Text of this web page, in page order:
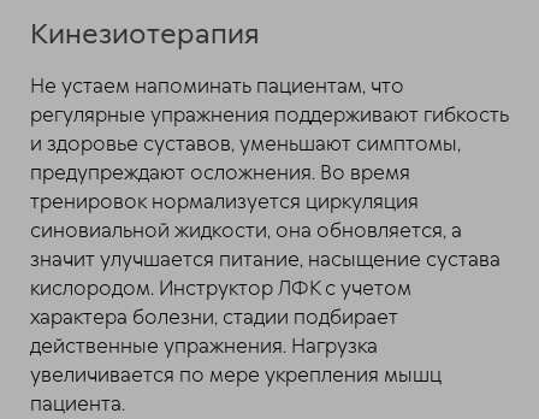
Кинезиотерапия
Не устаем напоминать пациентам, что
регулярные упражнения поддерживают гибкость
и здоровье суставов, уменьшают симптомы,
предупреждают осложнения. Во время
тренировок нормализуется циркуляция
синовиальной жидкости, она обновляется, а
значит улучшается питание, насыщение сустава
кислородом. Инструктор ЛФК с учетом
характера болезни, стадии подбирает
действенные упражнения. Нагрузка
увеличивается по мере укрепления мышц
пациента.